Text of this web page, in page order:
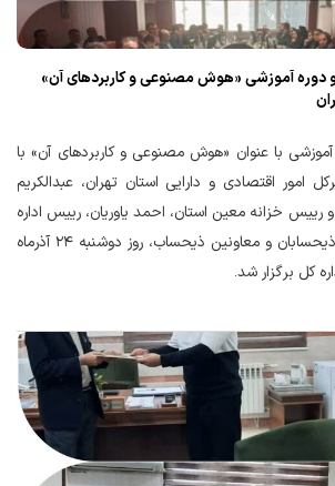
آموزشی «هوش مصنوعی و کاربردهای آن»
با عنوان «هوش مصنوعی و کاربردهای آن» با
امور اقتصادی و دارایی استان تهران، عبدالکریم
رییس خزانه معین استان، احمد یاوریان، رییس اداره
نظارت مالی و جمعی از ذیحسابان و معاونین ذیحساب، روز دوشنبه ۲۴ آذرماه